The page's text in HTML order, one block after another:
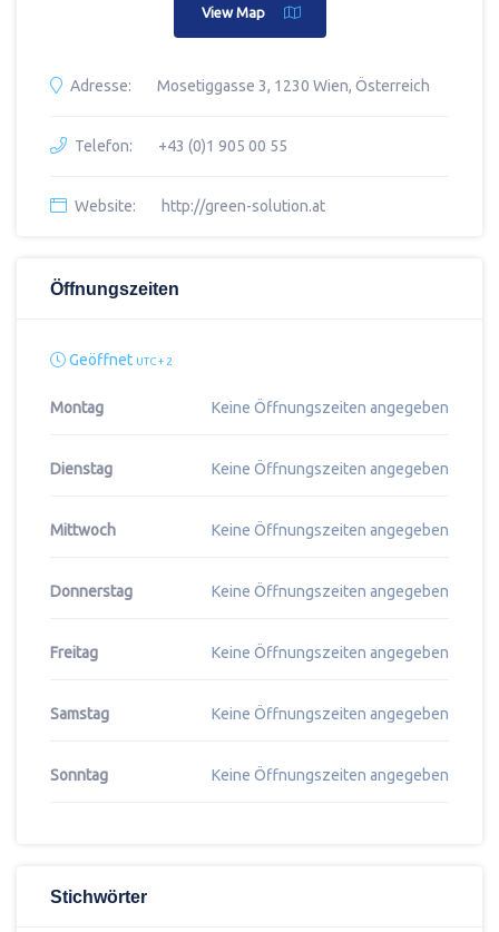
View Map
Adresse: Mosetiggasse 3, 1230 Wien, Österreich
Telefon: +43 (0)1 905 00 55
Website: http://green-solution.at
Öffnungszeiten
Geöffnet UTC + 2
Montag Keine Öffnungszeiten angegeben
Dienstag Keine Öffnungszeiten angegeben
Mittwoch Keine Öffnungszeiten angegeben
Donnerstag Keine Öffnungszeiten angegeben
Freitag Keine Öffnungszeiten angegeben
Samstag Keine Öffnungszeiten angegeben
Sonntag Keine Öffnungszeiten angegeben
Stichwörter